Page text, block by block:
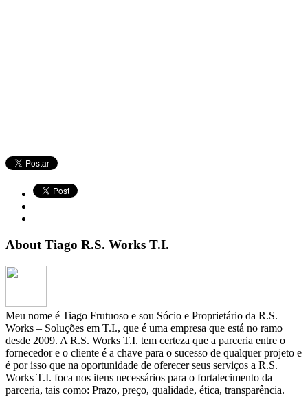
About Tiago R.S. Works T.I.
Meu nome é Tiago Frutuoso e sou Sócio e Proprietário da R.S.
Works – Soluções em T.I., que é uma empresa que está no ramo
desde 2009. A R.S. Works T.I. tem certeza que a parceria entre o
fornecedor e o cliente é a chave para o sucesso de qualquer projeto e
é por isso que na oportunidade de oferecer seus serviços a R.S.
Works T.I. foca nos itens necessários para o fortalecimento da
parceria, tais como: Prazo, preço, qualidade, ética, transparência.